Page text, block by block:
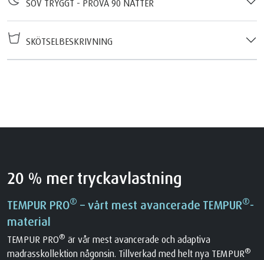
SOV TRYGGT - PROVA 90 NÄTTER
SKÖTSELBESKRIVNING
20 % mer tryckavlastning
TEMPUR PRO® – vårt mest avancerade TEMPUR®-
material
TEMPUR PRO® är vår mest avancerade och adaptiva
madrasskollektion någonsin. Tillverkad med helt nya TEMPUR®